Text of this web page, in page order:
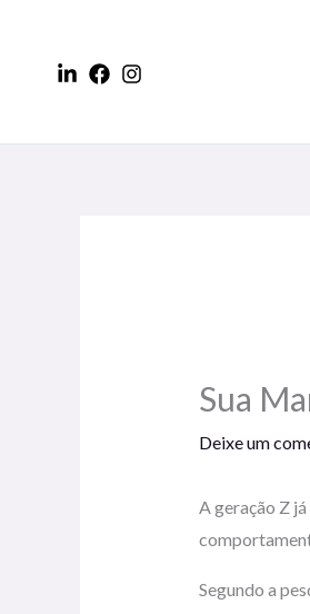
Sua
Deixe um
A geração Z
Segundo a